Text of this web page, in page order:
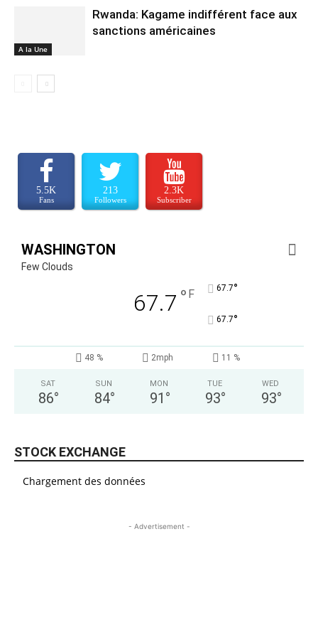
A la Une
Rwanda: Kagame indifférent face aux
sanctions américaines
5.5K
Fans
213
Followers
2.3K
Subscriber
WASHINGTON
Few Clouds
67.7 ° F 67.7°
67.7°
48 % 2mph 11 %
SAT
86°
SUN
84°
MON
91 °
TUE
93°
WED
93°
STOCK EXCHANGE
Chargement des données
- Advertisement -